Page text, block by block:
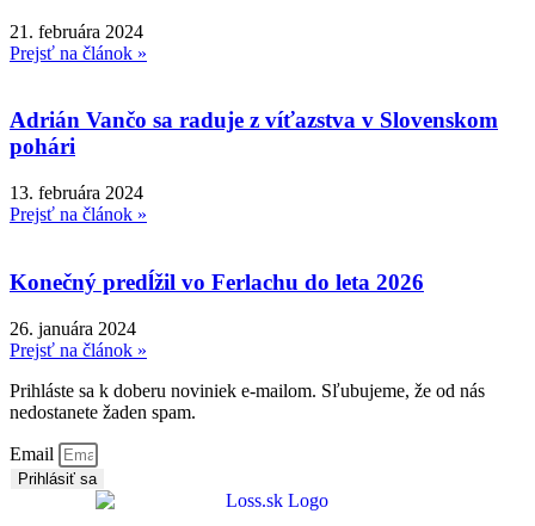
21. februára 2024
Prejsť na článok »
Adrián Vančo sa raduje z víťazstva v Slovenskom
pohári
13. februára 2024
Prejsť na článok »
Konečný predĺžil vo Ferlachu do leta 2026
26. januára 2024
Prejsť na článok »
Prihláste sa k doberu noviniek e-mailom. Sľubujeme, že od nás
nedostanete žaden spam.
Email
Prihlásiť sa